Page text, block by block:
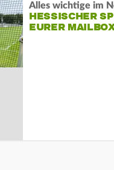
Alles wichtige im
HESSISCHER
EURER